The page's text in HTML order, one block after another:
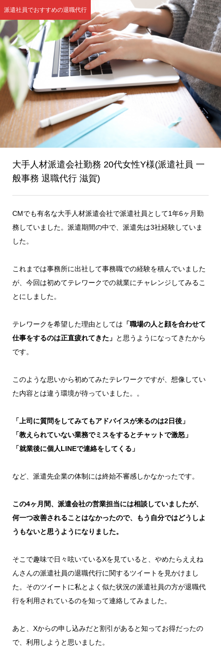
派遣社員でおすすめの退職代行
大手人材派遣会社勤務 20代女性Y様(派遣社員 一
般事務 退職代行 滋賀)
CMでも有名な大手人材派遣会社で派遣社員として1年6ヶ月勤
務していました。派遣期間の中で、派遣先は3社経験していま
した。
これまでは事務所に出社して事務職での経験を積んでいました
が、今回は初めてテレワークでの就業にチャレンジしてみるこ
とにしました。
テレワークを希望した理由としては 「職場の人と顔を合わせて
仕事をするのは正直疲れてきた」 と思うようになってきたから
です。
このような思いから初めてみたテレワークですが、想像してい
た内容とは違う環境が待っていました。。
「上司に質問をしてみてもアドバイスが来るのは2日後」
「教えられていない業務でミスをするとチャットで激怒」
「就業後に個人LINEで連絡をしてくる」
など、派遣先企業の体制には終始不審感しかなかったです。
この4ヶ月間、派遣会社の営業担当には相談していましたが、
何一つ改善されることはなかったので、もう自分ではどうしよ
うもないと思うようになりました。
そこで趣味で日々呟いているXを見ていると、やめたらええね
んさんの派遣社員の退職代行に関するツイートを見かけまし
た。そのツイートに私とよく似た状況の派遣社員の方が退職代
行を利用されているのを知って連絡してみました。
あと、Xからの申し込みだと割引があると知ってお得だったの
で、利用しようと思いました。